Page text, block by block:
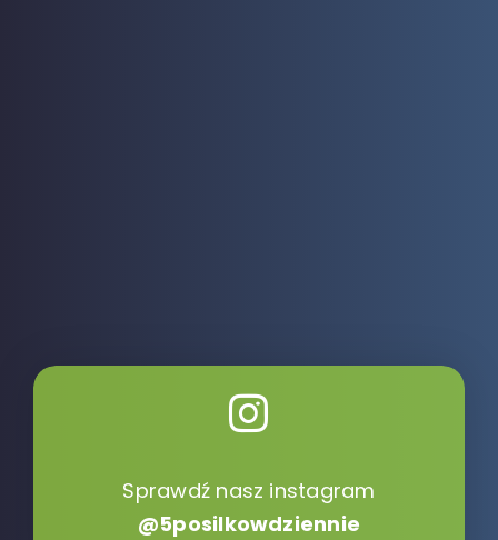
Sprawdź nasz instagram
@5posilkowdziennie